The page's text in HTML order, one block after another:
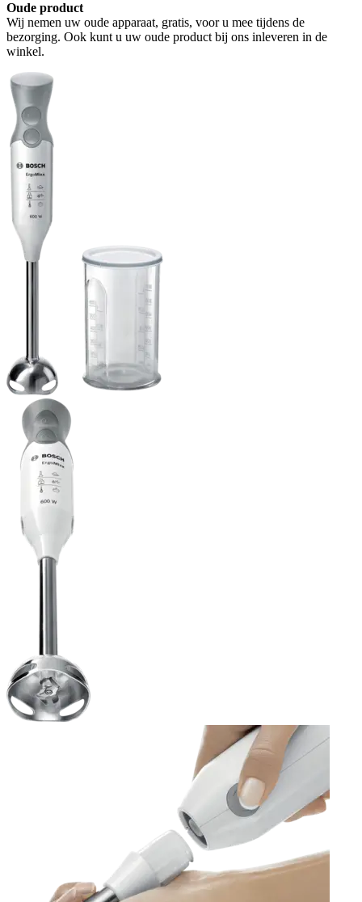
Oude product
Wij nemen uw oude apparaat, gratis, voor u mee tijdens de
bezorging. Ook kunt u uw oude product bij ons inleveren in de
winkel.